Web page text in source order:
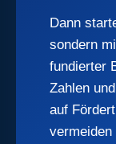
Dann
sondern
fundierter
Zahlen
auf
vermeiden